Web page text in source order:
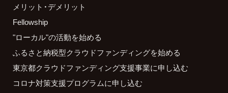
メリット・デメリット
Fellowship
"ローカル"の活動を始める
ふるさと納税型クラウドファンディングを始める
東京都クラウドファンディング支援事業に申し込む
コロナ対策支援プログラムに申し込む